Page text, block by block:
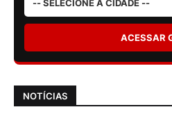
ACESSAR
NOTÍCIAS